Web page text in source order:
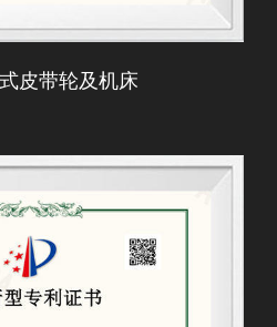
皮带轮及机床